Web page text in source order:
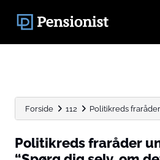
Forside 112 Politikreds
Politikreds fraråder